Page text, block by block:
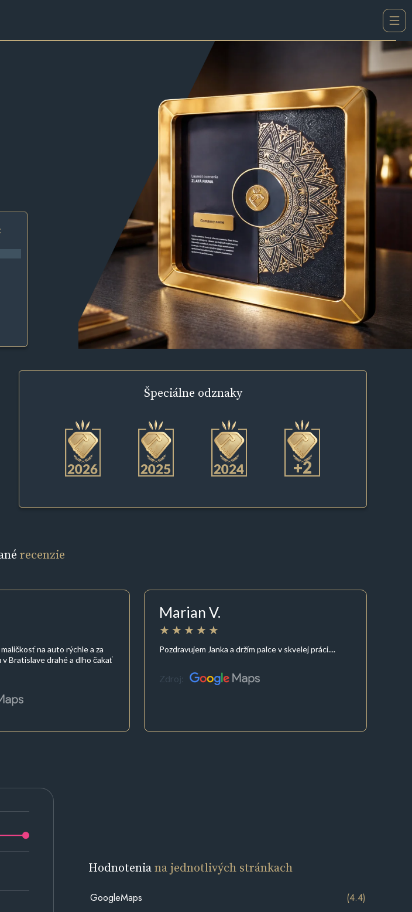
Špeciálne odznaky
+2
recenzie
na auto rýchle a za
Bratislave drahé a dlho čakať
Marian V.
Pozdravujem Janka a držím palce v skvelej práci....
Zdroj:
Hodnoteniana jednotlivých stránkach
GoogleMaps (4.4)